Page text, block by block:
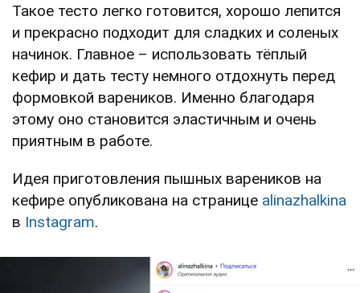
Такое тесто легко готовится, хорошо лепится
и прекрасно подходит для сладких и соленых
начинок. Главное – использовать тёплый
кефир и дать тесту немного отдохнуть перед
формовкой вареников. Именно благодаря
этому оно становится эластичным и очень
приятным в работе.
Идея приготовления пышных вареников на
кефире опубликована на странице alinazhalkina
в Instagram.